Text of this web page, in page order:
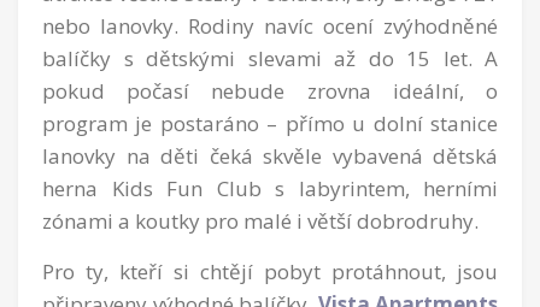
nebo lanovky. Rodiny navíc ocení zvýhodněné
balíčky s dětskými slevami až do 15 let. A
pokud počasí nebude zrovna ideální, o
program je postaráno – přímo u dolní stanice
lanovky na děti čeká skvěle vybavená dětská
herna Kids Fun Club s labyrintem, herními
zónami a koutky pro malé i větší dobrodruhy.
Pro ty, kteří si chtějí pobyt protáhnout, jsou